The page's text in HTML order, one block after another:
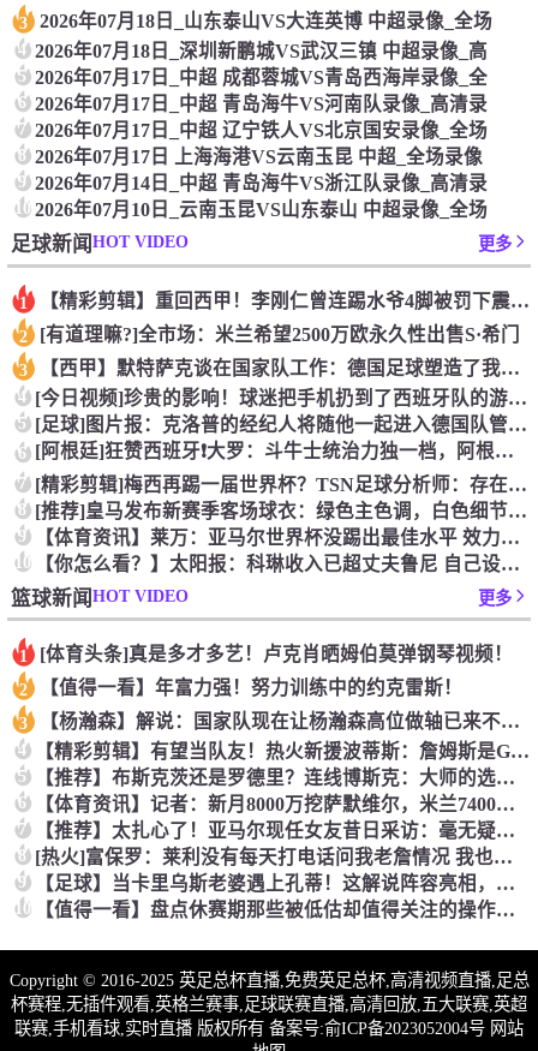
3 2026年07月18日_山东泰山VS大连英博 中超录像_全场
4 2026年07月18日_深圳新鹏城VS武汉三镇 中超录像_高
5 2026年07月17日_中超 成都蓉城VS青岛西海岸录像_全
6 2026年07月17日_中超 青岛海牛VS河南队录像_高清录
7 2026年07月17日_中超 辽宁铁人VS北京国安录像_全场
8 2026年07月17日 上海海港VS云南玉昆 中超_全场录像
9 2026年07月14日_中超 青岛海牛VS浙江队录像_高清录
102026年07月10日_云南玉昆VS山东泰山 中超录像_全场
足球新闻HOT VIDEO 更多
1 【精彩剪辑】重回西甲！李刚仁曾连踢水爷4脚被罚下震惊足坛
2 [有道理嘛?]全市场：米兰希望2500万欧永久性出售S·希门
3 【西甲】默特萨克谈在国家队工作：德国足球塑造了我的人生，感谢
4 [今日视频]珍贵的影响！球迷把手机扔到了西班牙队的游行大巴上
5 [足球]图片报：克洛普的经纪人将随他一起进入德国队管理团队
6 [阿根廷]狂赞西班牙❗大罗：斗牛士统治力独一档，阿根廷有梅西
7 [精彩剪辑]梅西再踢一届世界杯？TSN足球分析师：存在可能性
8 [推荐]皇马发布新赛季客场球衣：绿色主色调，白色细节+经典肩
9 【体育资讯】莱万：亚马尔世界杯没踢出最佳水平 效力过巴萨后就
10 【你怎么看？】太阳报：科琳收入已超丈夫鲁尼 自己设计服装8岁
篮球新闻HOT VIDEO 更多
1 [体育头条]真是多才多艺！卢克肖晒姆伯莫弹钢琴视频！
2 【值得一看】年富力强！努力训练中的约克雷斯！
3 【杨瀚森】解说：国家队现在让杨瀚森高位做轴已来不及了 多打打
4 【精彩剪辑】有望当队友！热火新援波蒂斯：詹姆斯是GOAT！我
5 【推荐】布斯克茨还是罗德里？连线博斯克：大师的选择会是谁？
6 【体育资讯】记者：新月8000万挖萨默维尔，米兰7400万买
7 【推荐】太扎心了！亚马尔现任女友昔日采访：毫无疑问更喜欢贝林
8 [热火]富保罗：莱利没有每天打电话问我老詹情况 我也告知其他
9 【足球】当卡里乌斯老婆遇上孔蒂！这解说阵容亮相，排场直接拉满
10 【值得一看】盘点休赛期那些被低估却值得关注的操作：尚帕尼低价
Copyright © 2016-2025 英足总杯直播,免费英足总杯,高清视频直播,足总
杯赛程,无插件观看,英格兰赛事,足球联赛直播,高清回放,五大联赛,英超
联赛,手机看球,实时直播 版权所有 备案号:俞ICP备2023052004号 网站